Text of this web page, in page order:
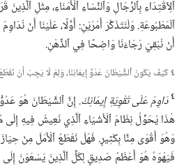
ٱلِٱقْتِدَاءِ بِٱلرِّجَالِ وَٱلنِّسَاءِ ٱلْأُمَنَاءِ،‏ مِثْلِ
ٱلْمَطْبُوعَةِ.‏ وَلْنَتَذَكَّرْ أَمْرَيْنِ:‏ أَوَّلًا،‏ عَلَيْنَا أَنْ نُدَاوِمَ
أَنْ نُبْقِيَ رَجَاءَنَا وَاضِحًا فِي ٱلذِّهْنِ.‏
٤كَيْفَ يَكُونُ ٱلشَّيْطَانُ عَدُوَّ إِيمَانِنَا،‏ وَلِمَ لَا يَجِبُ أَنْ
٤دَاوِمْ عَلَى تَقْوِيَةِ إِيمَانِكَ.‏ إِنَّ ٱلشَّيْطَانَ هُوَ عَدُوُّ
هٰذَا يُحَوِّلُ نِظَامَ ٱلْأَشْيَاءِ ٱلَّذِي نَعِيشُ فِيهِ
وَهُوَ أَقْوَى مِنَّا بِكَثِيرٍ.‏ فَهَلْ نَقْطَعُ ٱلْأَمَلَ مِنْ
فَيَهْوَهُ هُوَ أَعْظَمُ صَدِيقٍ لِكُلِّ ٱلَّذِينَ يَسْعَوْنَ إِلَى